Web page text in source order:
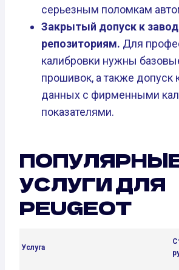
серьезным поломкам
Закрытый допуск к
репозиториям. Для
калибровки нужны
прошивок, а также допуск
данных с фирменными
показателями.
УСЛУГИ ДЛЯ
PEUGEOT
Услуга